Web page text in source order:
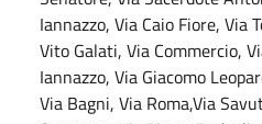
Iannazzo, Via Caio Fiore, Via
Vito Galati, Via Commercio,
Iannazzo, Via Giacomo
Via Bagni, Via Roma,Via